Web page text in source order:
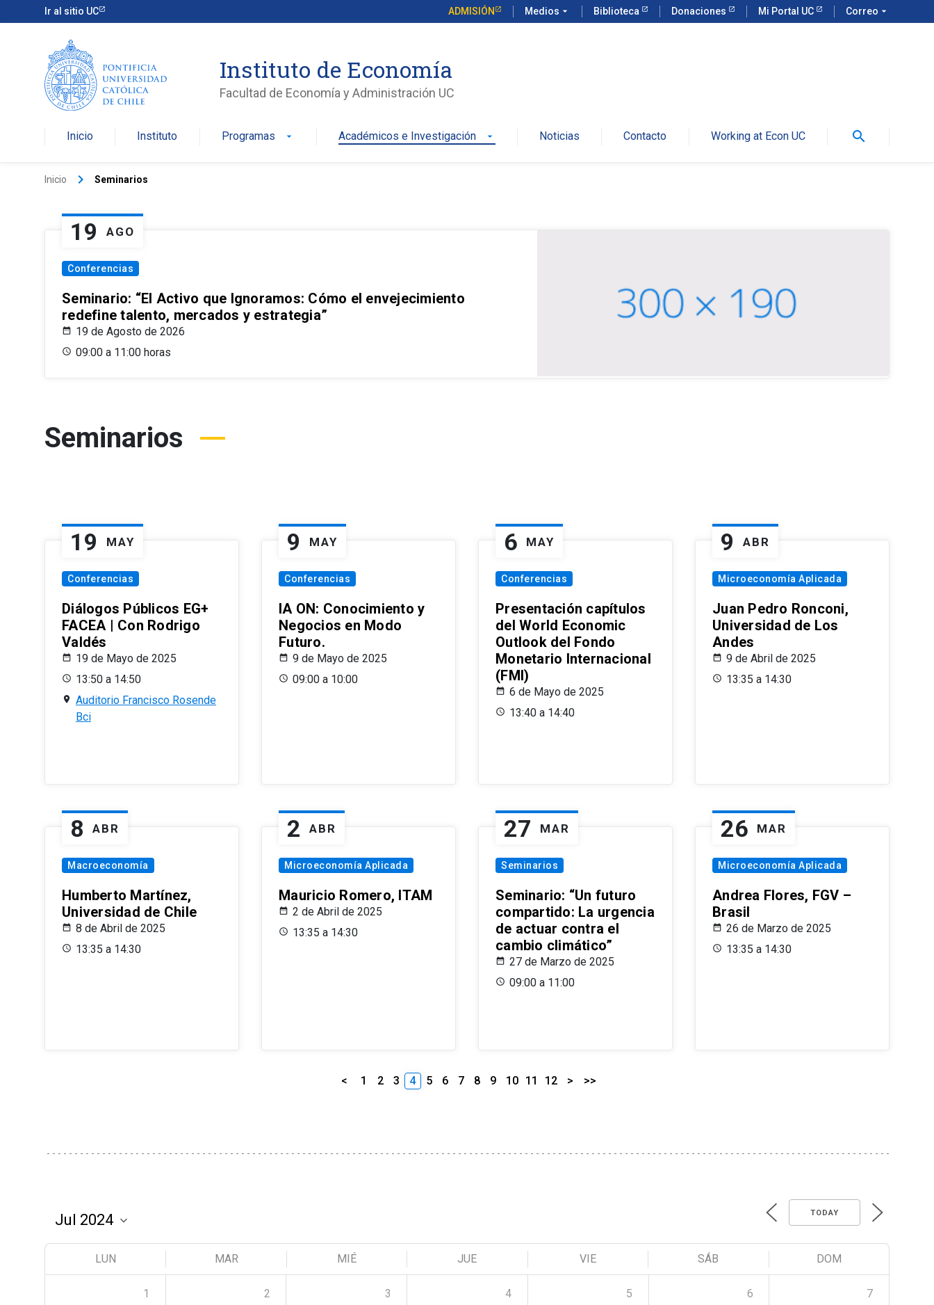
Ir al sitio UC ADMISIÓN Medios arrow_drop_down Biblioteca Donaciones Mi Portal UC Correo arrow_drop_down
Instituto de Economía
Facultad de Economía y Administración UC
Inicio Instituto Programas arrow_drop_down Académicos e Investigación arrow_drop_down Noticias Contacto Working at Econ UC search
Inicio keyboard_arrow_right Seminarios
19 AGO
Conferencias
Seminario: “El Activo que Ignoramos: Cómo el envejecimiento
redefine talento, mercados y estrategia”
19 de Agosto de 2026
09:00 a 11:00 horas
Seminarios
19 MAY
Conferencias
Diálogos Públicos EG+
FACEA | Con Rodrigo
Valdés
19 de Mayo de 2025
13:50 a 14:50
Auditorio Francisco Rosende
Bci
9 MAY
Conferencias
IA ON: Conocimiento y
Negocios en Modo
Futuro.
9 de Mayo de 2025
09:00 a 10:00
6 MAY
Conferencias
Presentación capítulos
del World Economic
Outlook del Fondo
Monetario Internacional
(FMI)
6 de Mayo de 2025
13:40 a 14:40
9 ABR
Microeconomía Aplicada
Juan Pedro Ronconi,
Universidad de Los
Andes
9 de Abril de 2025
13:35 a 14:30
8 ABR
Macroeconomía
Humberto Martínez,
Universidad de Chile
8 de Abril de 2025
13:35 a 14:30
2 ABR
Microeconomía Aplicada
Mauricio Romero, ITAM
2 de Abril de 2025
13:35 a 14:30
27 MAR
Seminarios
Seminario: “Un futuro
compartido: La urgencia
de actuar contra el
cambio climático”
27 de Marzo de 2025
09:00 a 11:00
26 MAR
Microeconomía Aplicada
Andrea Flores, FGV –
Brasil
26 de Marzo de 2025
13:35 a 14:30
< 1 2 3 4 5 6 7 8 9 10 11 12 > >>
TODAY
LUN MAR MIÉ JUE VIE SÁB DOM
1 2 3 4 5 6 7